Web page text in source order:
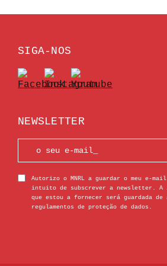
SIGA-NOS
NEWSLETTER
Autorizo o MNRL a guardar o meu e-mail
intuito de subscrever a newsletter. A
que estou a fornecer será guardada de
regulamentos de proteção de dados.